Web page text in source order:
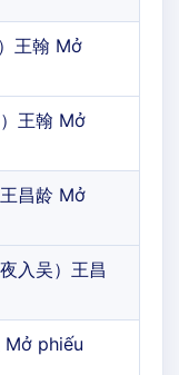
王翰 Mở
王翰 Mở
昌龄 Mở
入吴）王昌
Mở phiếu